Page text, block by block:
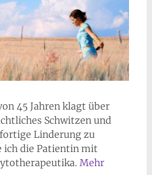
45 Jahren klagt über
Schwitzen und
Linderung zu
ich die Patientin mit
Mehr